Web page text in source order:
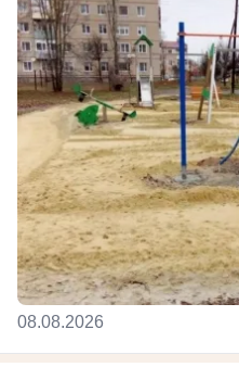
08.08.2026